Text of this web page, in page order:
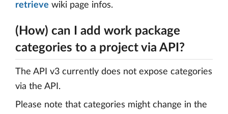
retrieve wiki page infos.
(How) can I add work package
categories to a project via API?
The API v3 currently does not expose categories
via the API.
Please note that categories might change in the